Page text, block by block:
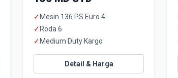
✓ Mesin 136 PS Euro 4
✓ Roda 6
✓ Medium Duty Kargo
Detail & Harga